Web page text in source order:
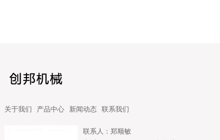
关于我们 产品中心 新闻动态 联系我们
联系人：郑顺敏